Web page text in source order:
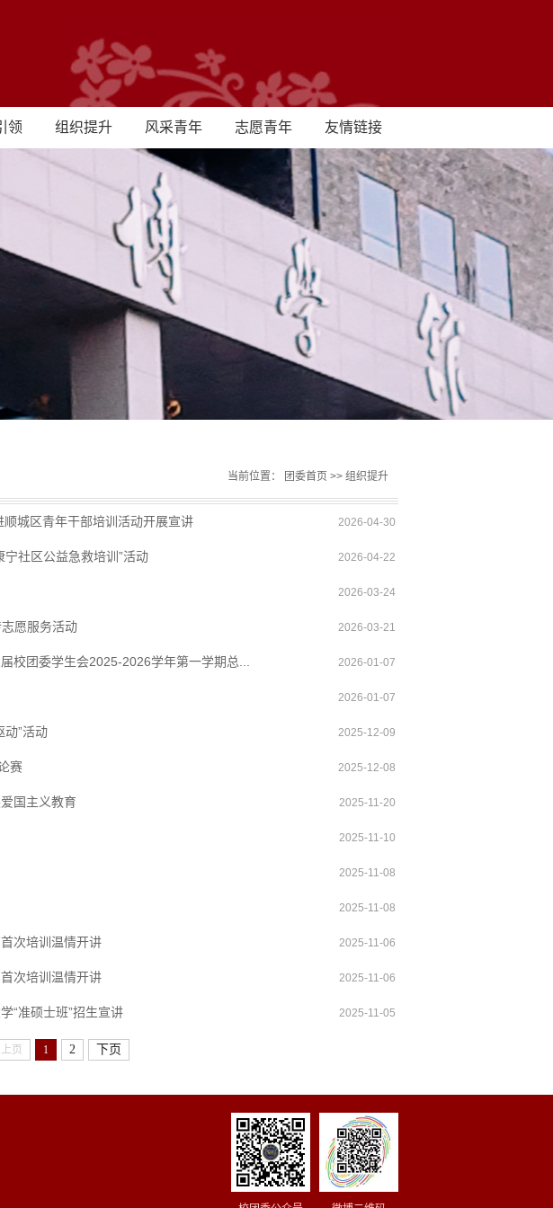
领 组织提升 风采青年 志愿青年 友情链接
当前位置： 团委首页 >> 组织提升
城区青年干部培训活动开展宣讲 2026-04-30
社区公益急救培训”活动 2026-04-22
2026-03-24
愿服务活动 2026-03-21
团委学生会2025-2026学年第一学期总... 2026-01-07
2026-01-07
动”活动 2025-12-09
赛 2025-12-08
国主义教育 2025-11-20
2025-11-10
2025-11-08
2025-11-08
次培训温情开讲 2025-11-06
次培训温情开讲 2025-11-06
“准硕士班”招生宣讲 2025-11-05
上页 1 2 下页